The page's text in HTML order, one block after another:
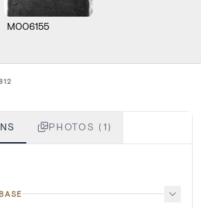
M006155
PHOTOS (1)